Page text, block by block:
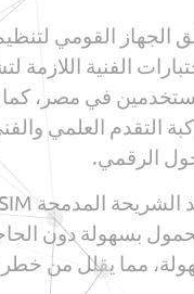
الفنية
التقدم العلمي
الرقمي.
بسهولة دون
مما يقلل من خطر